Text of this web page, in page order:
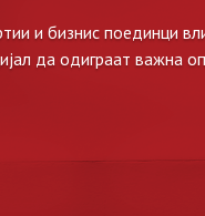
и бизнис поединци
да одиграат важна